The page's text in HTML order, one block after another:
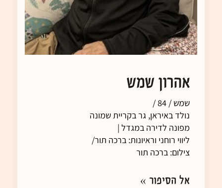
אהרון שמש
שמש / 84 /
נולד באיראן, גר בקריית שמונה
מפונה לדירה במגדל |
ליווי רוחני וראיונות: ברכה תור/
צילום: ברכה תור
אל הסיפור »